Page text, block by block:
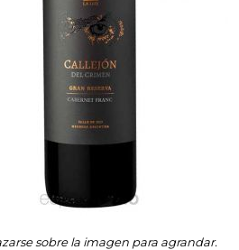
sobre la imagen para agrandar.